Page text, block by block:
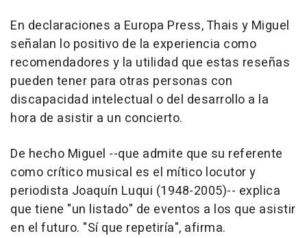
En declaraciones a Europa Press, Thais y Miguel
señalan lo positivo de la experiencia como
recomendadores y la utilidad que estas reseñas
pueden tener para otras personas con
discapacidad intelectual o del desarrollo a la
hora de asistir a un concierto.
De hecho Miguel --que admite que su referente
como crítico musical es el mítico locutor y
periodista Joaquín Luqui (1948-2005)-- explica
que tiene "un listado" de eventos a los que asistir
en el futuro. "Sí que repetiría", afirma.